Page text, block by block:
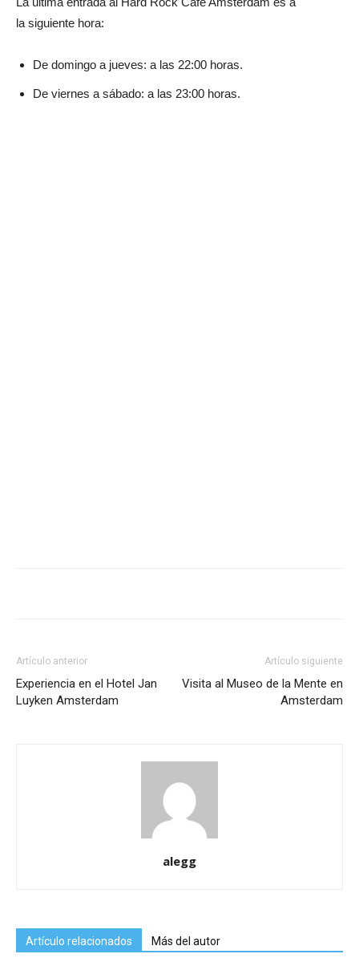
la siguiente hora:
De domingo a jueves: a las 22:00 horas.
De viernes a sábado: a las 23:00 horas.
Artículo anterior
Experiencia en el Hotel Jan
Luyken Amsterdam
Artículo siguiente
Visita al Museo de la Mente en
Amsterdam
alegg
Artículo relacionados Más del autor